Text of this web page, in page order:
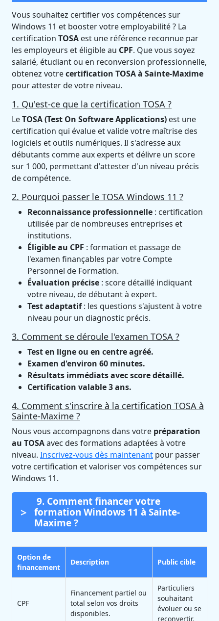
Vous souhaitez certifier vos compétences sur
Windows 11 et booster votre employabilité ? La
certification TOSA est une référence reconnue par
les employeurs et éligible au CPF. Que vous soyez
salarié, étudiant ou en reconversion professionnelle,
obtenez votrecertification TOSA à Sainte-Maxime
pour attester de votre niveau.
1. Qu'est-ce que la certification TOSA ?
LeTOSA (Test On Software Applications) est une
certification qui évalue et valide votre maîtrise des
logiciels et outils numériques. Il s'adresse aux
débutants comme aux experts et délivre un score
sur 1 000, permettant d'attester d'un niveau précis
de compétence.
2. Pourquoi passer le TOSA Windows 11 ?
Reconnaissance professionnelle : certification
utilisée par de nombreuses entreprises et
institutions.
Éligible au CPF : formation et passage de
l'examen finançables par votre Compte
Personnel de Formation.
Évaluation précise : score détaillé indiquant
votre niveau, de débutant à expert.
Test adaptatif: les questions s'ajustent à votre
niveau pour un diagnostic précis.
3. Comment se déroule l'examen TOSA ?
Test en ligne ou en centre agréé.
Examen d'environ 60 minutes.
Résultats immédiats avec score détaillé.
Certification valable 3 ans.
4. Comment s'inscrire à la certification TOSA à
Sainte-Maxime ?
Nous vous accompagnons dans votre préparation
au TOSAavec des formations adaptées à votre
niveau. Inscrivez-vous dès maintenant pour passer
votre certification et valoriser vos compétences sur
Windows 11.
9. Comment financer votre
formation Windows 11 à Sainte-
Maxime ?
Option de
financement
Description Public cible
CPF
Financement partiel ou
total selon vos droits
disponibles.
Particuliers
souhaitant
évoluer ou se
reconvertir.